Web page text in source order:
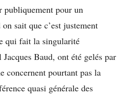
publiquement pour un
sait que c’est justement
qui fait la singularité
Baud, ont été gelés par
concernent pourtant pas la
quasi générale des